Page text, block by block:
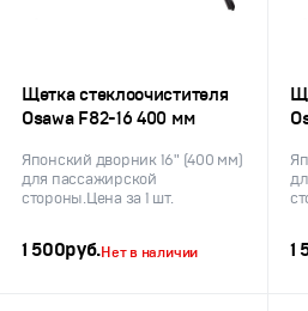
Щетка стеклоочистителя
Osawa F82-16 400 мм
Японский дворник 16" (400 мм)
для пассажирской
стороны.Цена за 1 шт.
1 500руб.Нет в наличии 1